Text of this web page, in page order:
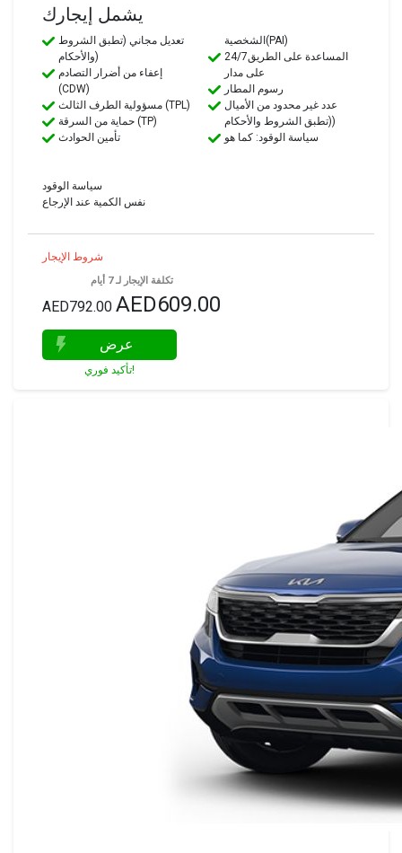
يشمل إيجارك
تعديل مجاني (تطبق الشروط
والأحكام)
إعفاء من أضرار التصادم
(CDW)
مسؤولية الطرف الثالث (TPL)
حماية من السرقة (TP)
تأمين الحوادث
الشخصية(PAI)
24/7المساعدة على الطريق
على مدار
رسوم المطار
عدد غير محدود من الأميال
(تطبق الشروط والأحكام)
سياسة الوقود: كما هو
سياسة الوقود
نفس الكمية عند الإرجاع
شروط الإيجار
تكلفة الإيجار لـ 7 أيام
AED792.00 AED609.00
عرض
تأكيد فوري!